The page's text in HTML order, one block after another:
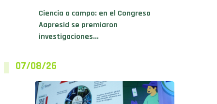
Ciencia a campo: en el Congreso
Aapresid se premiaron
investigaciones...
07/08/26